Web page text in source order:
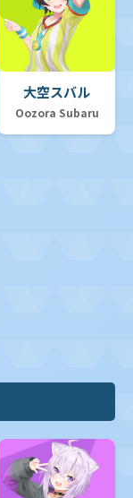
大空スバル
Oozora Subaru